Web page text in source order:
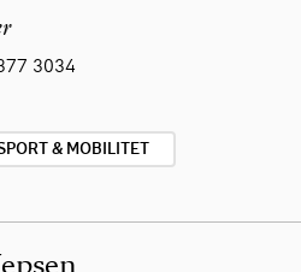
3034
& MOBILITET